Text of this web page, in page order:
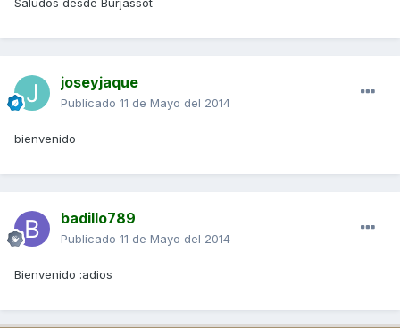
Saludos desde Burjassot
joseyjaque
Publicado 11 de Mayo del 2014
bienvenido
badillo789
Publicado 11 de Mayo del 2014
Bienvenido :adios